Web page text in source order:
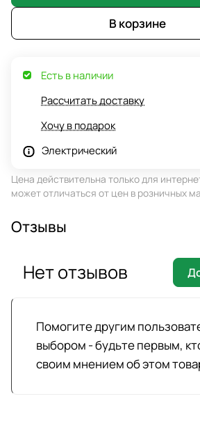
В корзине
Есть в наличии
Рассчитать доставку
Хочу в подарок
Электрический
Цена действительна только для
может отличаться от цен в розничных
Отзывы
Помогите другим
выбором - будьте первым,
своим мнением об этом
Нет отзывов